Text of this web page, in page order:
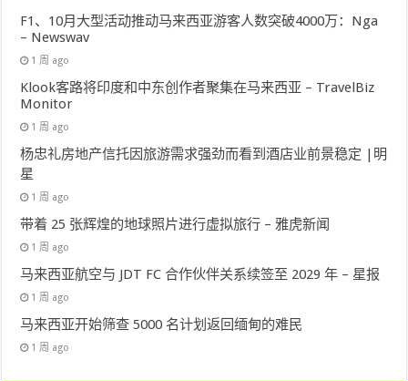
F1、10月大型活动推动马来西亚游客人数突破4000万：Nga
– Newswav
1 周 ago
Klook客路将印度和中东创作者聚集在马来西亚 – TravelBiz
Monitor
1 周 ago
杨忠礼房地产信托因旅游需求强劲而看到酒店业前景稳定 |明
星
1 周 ago
带着 25 张辉煌的地球照片进行虚拟旅行 – 雅虎新闻
1 周 ago
马来西亚航空与 JDT FC 合作伙伴关系续签至 2029 年 – 星报
1 周 ago
马来西亚开始筛查 5000 名计划返回缅甸的难民
1 周 ago